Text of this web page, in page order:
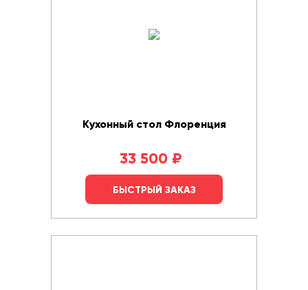
Кухонный стол Флоренция
33 500 ₽
БЫСТРЫЙ ЗАКАЗ